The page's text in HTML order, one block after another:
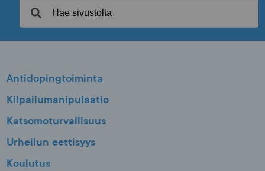
Antidopingtoiminta
Kilpailumanipulaatio
Katsomoturvallisuus
Urheilun eettisyys
Koulutus